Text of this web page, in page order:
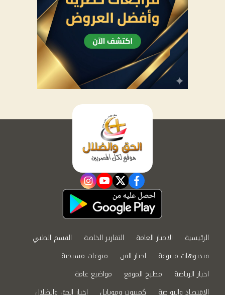
facebook
twitter
youtube
instagram
الرئيسية الاخبار العامة التقارير الخاصة
القسم الطبي
فيديوهات متنوعة
اخبار الفن
منوعات مسيحية
اخبار الرياضة
مطبخ الموقع
مواضيع عامة
الاقتصاد والبورصة
كمبيوتر وموبايل اخبار الحق والضلال